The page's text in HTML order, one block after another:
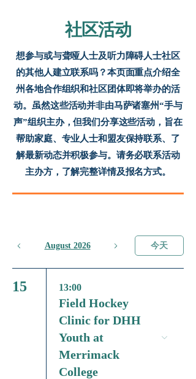
社区活动
想参与或与聋哑人士及听力障碍人士社区
的其他人建立联系吗？本页面重点介绍全
州各地合作组织和社区团体即将举办的活
动。虽然这些活动并非由马萨诸塞州“手与
声”组织主办，但我们分享这些活动，旨在
帮助家庭、专业人士和盟友保持联系、了
解最新动态并积极参与。请务必联系活动
主办方，了解完整详情及报名方式。
August 2026 今天
15 13:00
Field Hockey
Clinic for DHH
Youth at
Merrimack
College